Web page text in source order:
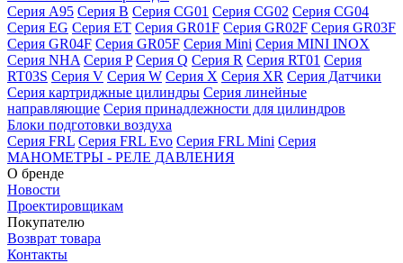
Серия A95 Серия B Серия CG01 Серия CG02 Серия CG04
Серия EG Серия ET Серия GR01F Серия GR02F Серия GR03F
Серия GR04F Серия GR05F Серия Mini Серия MINI INOX
Серия NHA Серия P Серия Q Серия R Серия RT01 Серия
RT03S Серия V Серия W Серия X Серия XR Серия Датчики
Серия картриджные цилиндры Серия линейные
направляющие Серия принадлежности для цилиндров
Блоки подготовки воздуха
Серия FRL Серия FRL Evo Серия FRL Mini Серия
МАНОМЕТРЫ - РЕЛЕ ДАВЛЕНИЯ
О бренде
Новости
Проектировщикам
Покупателю
Возврат товара
Контакты